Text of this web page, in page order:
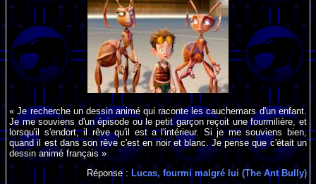
« Je recherche un dessin animé qui raconte les cauchemars d'un enfant.
Je me souviens d'un épisode ou le petit garçon reçoit une fourmilière, et
lorsqu'il s'endort, il rêve qu'il est a l'intérieur. Si je me souviens bien,
quand il est dans son rêve c'est en noir et blanc. Je pense que c'était un
dessin animé français »
Réponse : Lucas, fourmi malgré lui (The Ant Bully)